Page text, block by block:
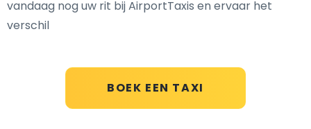
BOEK EEN TAXI
vandaag nog uw rit bij AirportTaxis en ervaar het
verschil